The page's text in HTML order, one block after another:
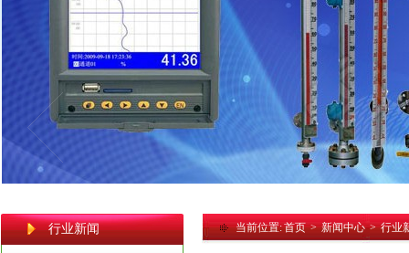
行业新闻 当前位置:首页>新闻中心>行业